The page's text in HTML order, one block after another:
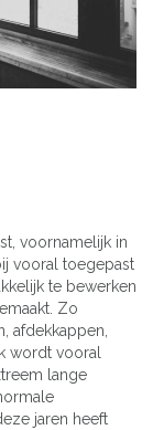
voornamelijk in
vooral toegepast
te bewerken
Zo
afdekkappen,
wordt vooral
lange
jaren heeft